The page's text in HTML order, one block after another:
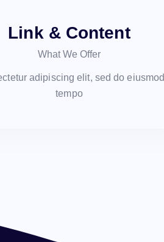
Link & Content
What We Offer
adipiscing elit, sed do eiusmod
tempo